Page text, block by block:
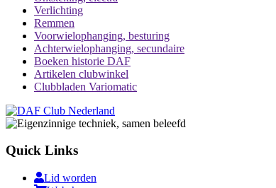
Verlichting
Remmen
Voorwielophanging, besturing
Achterwielophanging, secundaire
Boeken historie DAF
Artikelen clubwinkel
Clubbladen Variomatic
Quick Links
Lid worden